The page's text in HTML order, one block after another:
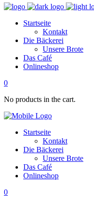
Startseite
Kontakt
Die Bäckerei
Unsere Brote
Das Café
Onlineshop
0
No products in the cart.
Startseite
Kontakt
Die Bäckerei
Unsere Brote
Das Café
Onlineshop
0